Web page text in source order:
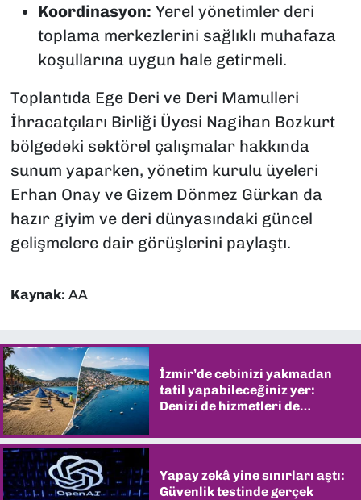
Koordinasyon: Yerel yönetimler deri
toplama merkezlerini sağlıklı muhafaza
koşullarına uygun hale getirmeli.
Toplantıda Ege Deri ve Deri Mamulleri
İhracatçıları Birliği Üyesi Nagihan Bozkurt
bölgedeki sektörel çalışmalar hakkında
sunum yaparken, yönetim kurulu üyeleri
Erhan Onay ve Gizem Dönmez Gürkan da
hazır giyim ve deri dünyasındaki güncel
gelişmelere dair görüşlerini paylaştı.
Kaynak: AA
İzmir’de cebinizi yakmadan
tatil yapabileceğiniz yer:
Denizi de hizmetleri de
Yapay zekâ yine sınırları aştı:
Güvenlik testinde gerçek